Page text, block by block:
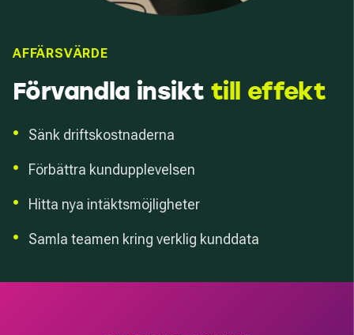
AFFÄRSVÄRDE
Förvandla insikt till effekt
• Sänk driftskostnaderna
• Förbättra kundupplevelsen
• Hitta nya intäktsmöjligheter
• Samla teamen kring verklig kunddata